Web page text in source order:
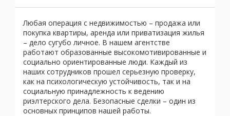
Любая операция с недвижимостью – продажа или
покупка квартиры, аренда или приватизация жилья
– дело сугубо личное. В нашем агентстве
работают образованные высокомотивированные и
социально ориентированные люди. Каждый из
наших сотрудников прошел серьезную проверку,
как на психологическую устойчивость, так и на
социальную принадлежность к ведению
риэлтерского дела. Безопасные сделки – один из
основных принципов нашей работы.